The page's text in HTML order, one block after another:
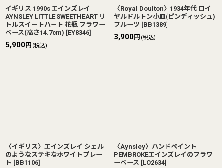
イギリス 1990s エインズレイ
AYNSLEY LITTLE SWEETHEART リ
トルスイートハート 花瓶 フラワー
ベース(高さ14.7cm) [EY8346]
5,900円 (税込)
〈Royal Doulton〉1934年代 ロイ
ヤルドルトン小皿(ピンディッシュ)
フルーツ [BB1389]
3,900円 (税込)
〈イギリス〉エインズレイ シェル
のようなステキなホワイトプレー
ト [BB1106]
〈Aynsley〉ハンドペイント
PEMBROKEエインズレイのフラワ
ーベース [LO2634]